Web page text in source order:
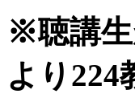
※聴講生
より224